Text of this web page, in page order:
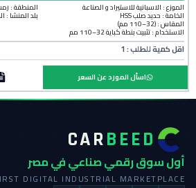
الموزع : الاسبانية للاستيراد و الصناعة
الخامة : حديد صلب HSS
المنطقة :
بلد المنشأ :
المقاس : (32–110 مم)
الاستخدام : تثبيت بنطة كباية 32–110 مم
اقل كمية للطلب : 1
اسأل المورد عن السعر
CARBEED
أول سوق رقمي صناعي في مصر
DIGITAL INDUSTRIAL MARKETPLACE